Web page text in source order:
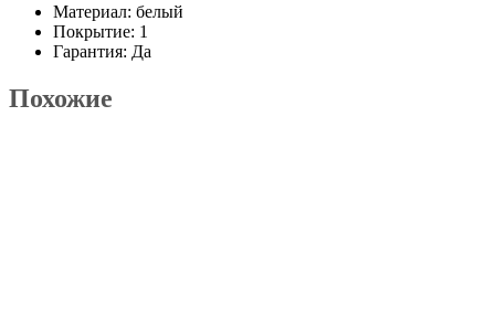
Материал: белый
Покрытие: 1
Гарантия: Да
Похожие